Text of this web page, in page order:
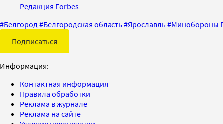
Редакция Forbes
#Белгород #Белгородская область#Ярославль#Минобороны
Подписаться
Информация:
Контактная информация
Правила обработки
Реклама в журнале
Реклама на сайте